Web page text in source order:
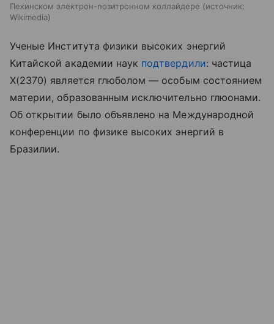
Пекинском электрон-позитронном коллайдере
источник:
Wikimedia
Ученые Института физики высоких энергий
Китайской академии наук подтвердили: частица
X(2370) является глюболом — особым состоянием
материи, образованным исключительно глюонами.
Об открытии было объявлено на Международной
конференции по физике высоких энергий в
Бразилии.